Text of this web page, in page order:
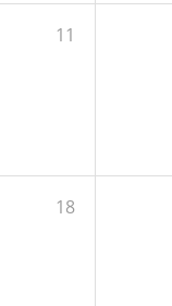
11
18